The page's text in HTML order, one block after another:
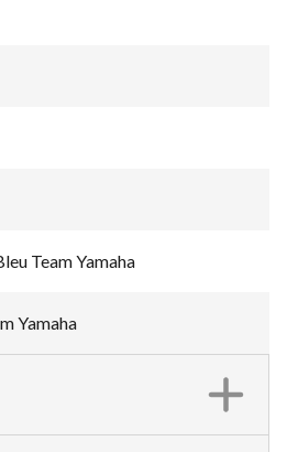
Team Yamaha
Yamaha